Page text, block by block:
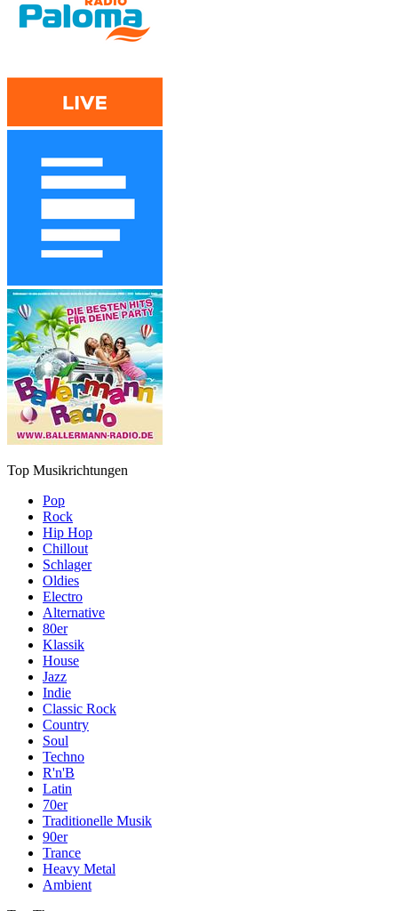
Top Musikrichtungen
Pop
Rock
Hip Hop
Chillout
Schlager
Oldies
Electro
Alternative
80er
Klassik
House
Jazz
Indie
Classic Rock
Country
Soul
Techno
R'n'B
Latin
70er
Traditionelle Musik
90er
Trance
Heavy Metal
Ambient